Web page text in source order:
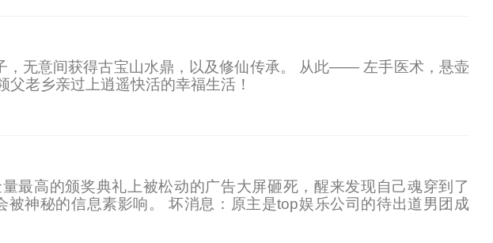
，无意间获得古宝山水鼎，以及修仙传承。 从此—— 左手医术，悬壶
老乡亲过上逍遥快活的幸福生活！
最高的颁奖典礼上被松动的广告大屏砸死，醒来发现自己魂穿到了
神秘的信息素影响。 坏消息：原主是top娱乐公司的待出道男团成
杀了。 不过问题不大，楚乔一重操旧业加入一家快要倒闭的娱乐公